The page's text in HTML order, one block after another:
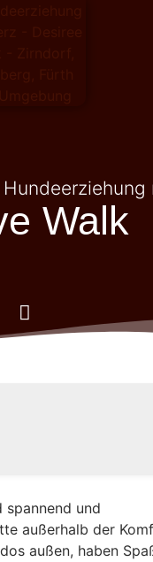
Walk
spannend und
außerhalb der
außen, haben